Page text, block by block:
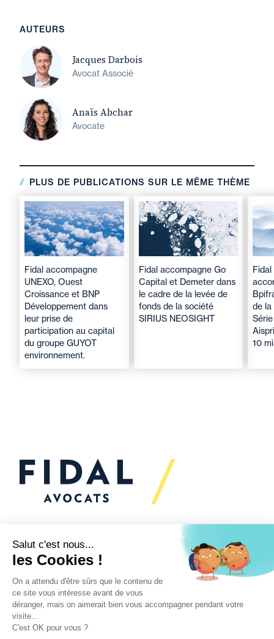
AUTEURS
Jacques Darbois
Avocat Associé
Anaïs Abchar
Avocate
PLUS DE PUBLICATIONS SUR LE MÊME THÈME
Fidal accompagne
UNEXO, Ouest
Croissance et BNP
Développement dans
leur prise de
participation au capital
du groupe GUYOT
environnement.
Fidal accompagne Go
Capital et Demeter dans
le cadre de la levée de
fonds de la société
SIRIUS NEOSIGHT
de la
10
Vous souhaitez échanger
avec nous ?
Nous sommes
à votre écoute